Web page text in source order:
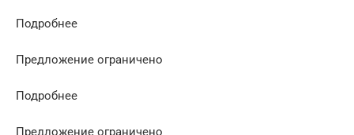
Подробнее
Предложение ограничено
Подробнее
Предложение ограничено